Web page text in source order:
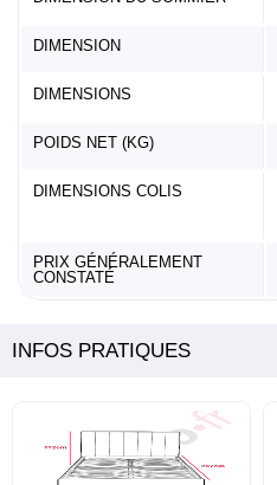
DIMENSION
DIMENSIONS
POIDS NET (KG)
DIMENSIONS COLIS
PRIX GÉNÉRALEMENT
CONSTATÉ
INFOS PRATIQUES